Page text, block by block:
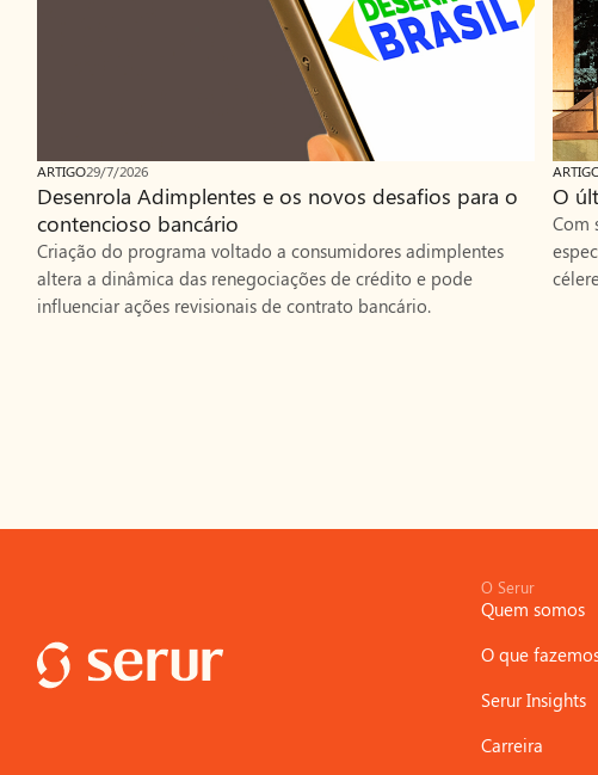
ARTIGO29/7/2026
Desenrola Adimplentes e os novos desafios para o
contencioso bancário
Criação do programa voltado a consumidores adimplentes
altera a dinâmica das renegociações de crédito e pode
influenciar ações revisionais de contrato bancário.
O
Com
O Serur
Quem somos
O que
Serur Insights
Carreira